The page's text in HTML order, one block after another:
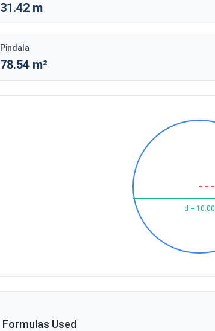
31.42 m
Pindala
78.54 m²
d = 10.00
Formulas Used